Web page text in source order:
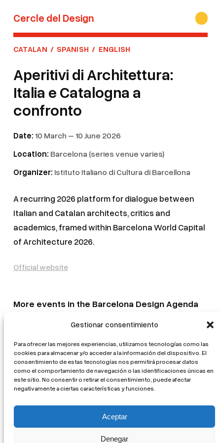
Gestionar consentimiento
Para ofrecer las mejores experiencias, utilizamos tecnologías como las
cookies para almacenar y/o acceder a la información del dispositivo. El
consentimiento de estas tecnologías nos permitirá procesar datos
como el comportamiento de navegación o las identificaciones únicas en
este sitio. No consentir o retirar el consentimiento, puede afectar
negativamente a ciertas características y funciones.
Aceptar
Denegar
Cercle del Design
CATALAN / SPANISH / ENGLISH
Aperitivi di Architettura:
Italia e Catalogna a
confronto
Date: 10 March – 10 June 2026
Location: Barcelona (series venue varies)
Organizer: Istituto Italiano di Cultura di Barcellona
A recurring 2026 platform for dialogue between
Italian and Catalan architects, critics and
academics, framed within Barcelona World Capital
of Architecture 2026.
Official website
More events in the Barcelona Design Agenda
Mostra d’Arquitectura Catalana. L’ofici mutant
La volta catalana. From tradition to innovation
Healing Architectures
EUmies Awards 2026 Exhibition
Matter Matters. Designing with the world